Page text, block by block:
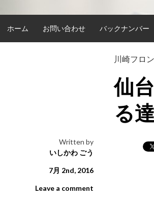
ホーム お問い合わせ バックナンバー
川崎フロ
仙
る
Written by
いしかわ ごう
7月 2nd, 2016
Leave a comment